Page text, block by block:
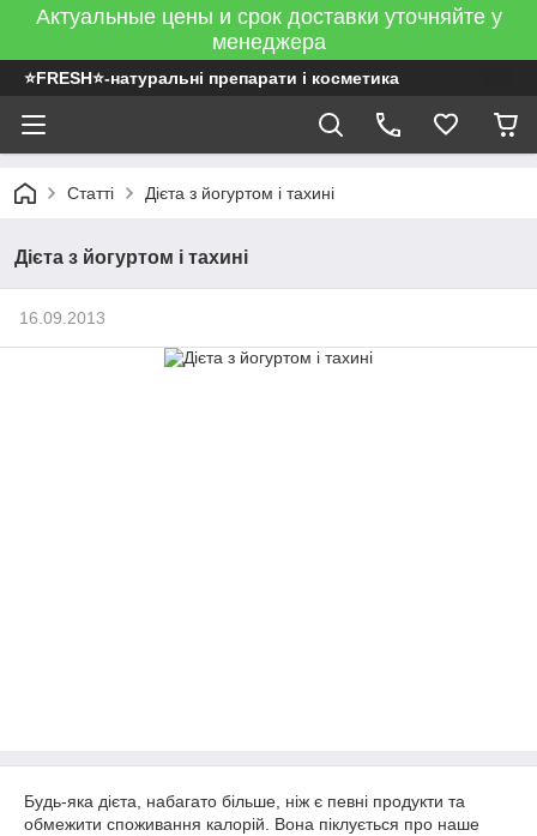
Актуальные цены и срок доставки уточняйте у
менеджера
⭐FRESH⭐-натуральні препарати і косметика
Статті Дієта з йогуртом і тахині
Дієта з йогуртом і тахині
16.09.2013
Будь-яка дієта, набагато більше, ніж є певні продукти та
обмежити споживання калорій. Вона піклується про наше